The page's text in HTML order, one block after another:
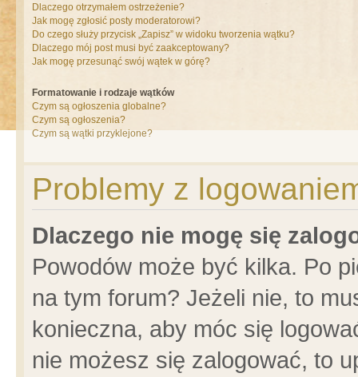
Dlaczego otrzymałem ostrzeżenie?
Jak mogę zgłosić posty moderatorowi?
Do czego służy przycisk „Zapisz” w widoku tworzenia wątku?
Dlaczego mój post musi być zaakceptowany?
Jak mogę przesunąć swój wątek w górę?
Formatowanie i rodzaje wątków
Czym są ogłoszenia globalne?
Czym są ogłoszenia?
Czym są wątki przyklejone?
Problemy z
Dlaczego nie mogę się
Powodów może być kilka. Po
na tym forum? Jeżeli nie, to
konieczna, aby móc się
nie możesz się zalogować, to